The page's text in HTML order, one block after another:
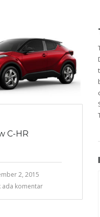
C-HR
2, 2015
ada komentar